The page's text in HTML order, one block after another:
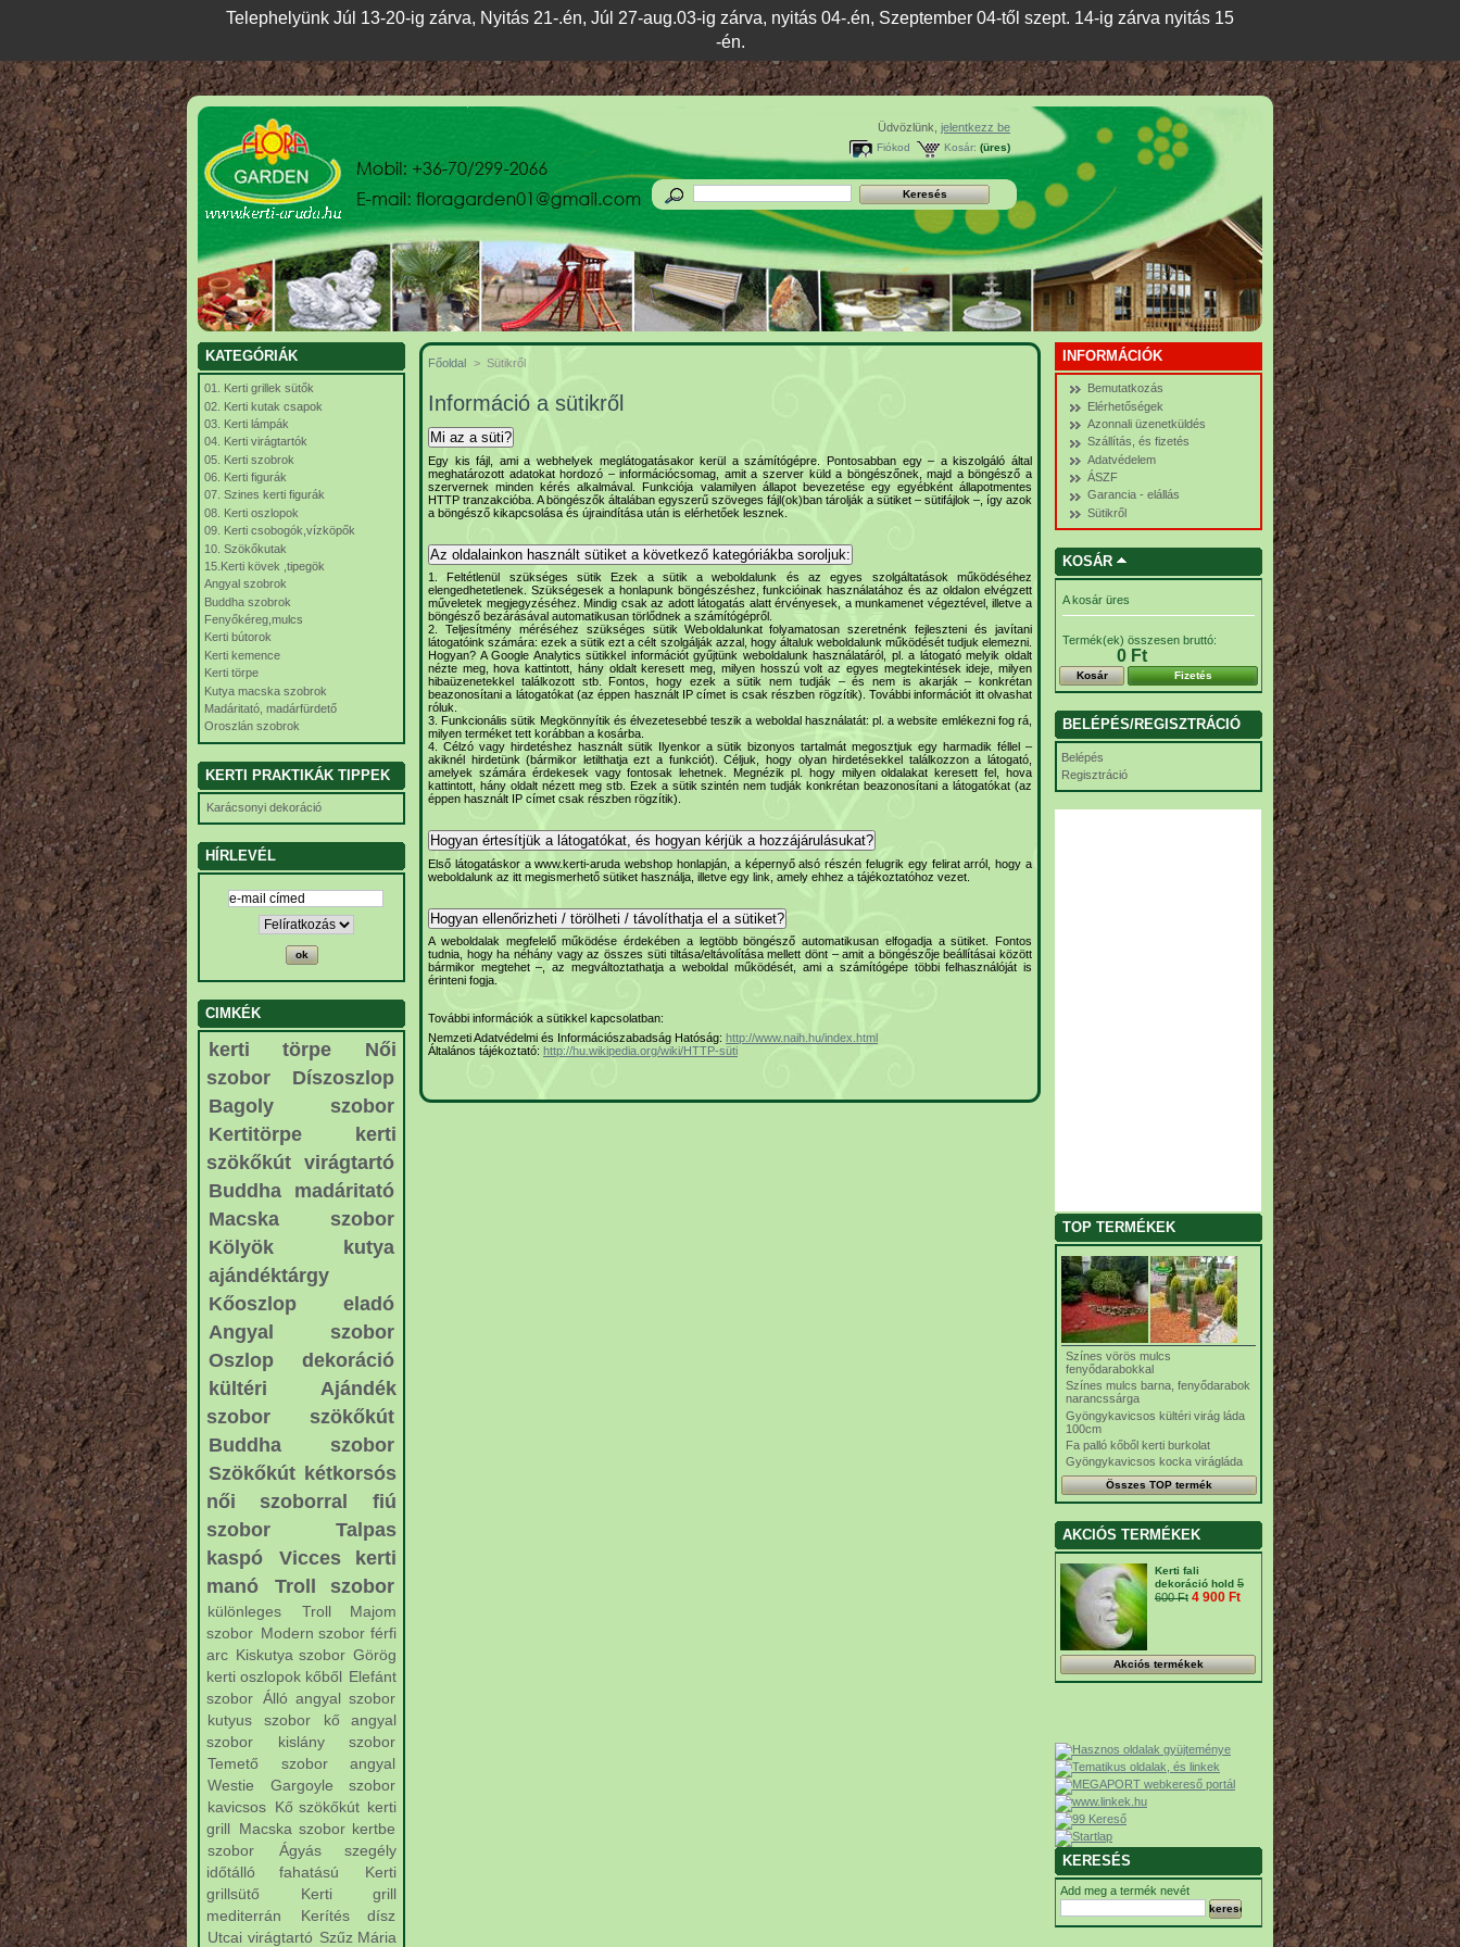
Telephelyünk Júl 13-20-ig zárva, Nyitás 21-.én, Júl 27-aug.03-ig zárva, nyitás 04-.én, Szeptember 04-től szept. 14-ig zárva nyitás 15
-én.
Üdvözlünk, jelentkezz be
Kosár: (üres)
Fiókod
KATEGÓRIÁK
01. Kerti grillek sütők
02. Kerti kutak csapok
03. Kerti lámpák
04. Kerti virágtartók
05. Kerti szobrok
06. Kerti figurák
07. Szines kerti figurák
08. Kerti oszlopok
09. Kerti csobogók,vízköpők
10. Szökőkutak
15.Kerti kövek ,tipegök
Angyal szobrok
Buddha szobrok
Fenyőkéreg,mulcs
Kerti bútorok
Kerti kemence
Kerti törpe
Kutya macska szobrok
Madáritató, madárfürdető
Oroszlán szobrok
KERTI PRAKTIKÁK TIPPEK
Karácsonyi dekoráció
HÍRLEVÉL
CIMKÉK
kerti törpe
Női
szobor
Díszoszlop
Bagoly szobor
Kertitörpe
kerti
szökőkút
virágtartó
Buddha
madáritató
Macska szobor
Kölyök kutya
ajándéktárgy
Kőoszlop eladó
Angyal szobor
Oszlop dekoráció
kültéri
Ajándék
szobor
szökőkút
Buddha szobor
Szökőkút kétkorsós
női szoborral
fiú
szobor
Talpas
kaspó
Vicces kerti
manó
Troll szobor
különleges
Troll Majom
szobor Modern szobor férfi
arc Kiskutya szobor Görög
kerti oszlopok kőből Elefánt
szobor Álló angyal szobor
kutyus szobor
kő angyal
szobor
kislány szobor
Temető szobor angyal
Westie
Gargoyle szobor
kavicsos Kő szökőkút kerti
grill Macska szobor kertbe
szobor
Ágyás szegély
időtálló fahatású
Kerti
grillsütő
Kerti grill
mediterrán
Kerítés dísz
Utcai virágtartó Szűz Mária
Főoldal > Sütikről
Információ a sütikről
Mi az a süti?
Egy kis fájl, ami a webhelyek meglátogatásakor kerül a számítógépre. Pontosabban egy – a kiszolgáló által
meghatározott adatokat hordozó – információcsomag, amit a szerver küld a böngészőnek, majd a böngésző a
szervernek minden kérés alkalmával. Funkciója valamilyen állapot bevezetése egy egyébként állapotmentes
HTTP tranzakcióba. A böngészők általában egyszerű szöveges fájl(ok)ban tárolják a sütiket – sütifájlok –, így azok
a böngésző kikapcsolása és újraindítása után is elérhetőek lesznek.
Az oldalainkon használt sütiket a következő kategóriákba soroljuk:
1. Feltétlenül szükséges sütik Ezek a sütik a weboldalunk és az egyes szolgáltatások működéséhez
elengedhetetlenek. Szükségesek a honlapunk böngészéshez, funkcióinak használatához és az oldalon elvégzett
műveletek megjegyzéséhez. Mindig csak az adott látogatás alatt érvényesek, a munkamenet végeztével, illetve a
böngésző bezárásával automatikusan törlődnek a számítógépről.
2. Teljesítmény méréséhez szükséges sütik Weboldalunkat folyamatosan szeretnénk fejleszteni és javítani
látogatóink számára: ezek a sütik ezt a célt szolgálják azzal, hogy általuk weboldalunk működését tudjuk elemezni.
Hogyan? A Google Analytics sütikkel információt gyűjtünk weboldalunk használatáról, pl. a látogató melyik oldalt
nézte meg, hova kattintott, hány oldalt keresett meg, milyen hosszú volt az egyes megtekintések ideje, milyen
hibaüzenetekkel találkozott stb. Fontos, hogy ezek a sütik nem tudják – és nem is akarják – konkrétan
beazonosítani a látogatókat (az éppen használt IP címet is csak részben rögzítik). További információt itt olvashat
róluk.
3. Funkcionális sütik Megkönnyítik és élvezetesebbé teszik a weboldal használatát: pl. a website emlékezni fog rá,
milyen terméket tett korábban a kosárba.
4. Célzó vagy hirdetéshez használt sütik Ilyenkor a sütik bizonyos tartalmát megosztjuk egy harmadik féllel –
akiknél hirdetünk (bármikor letilthatja ezt a funkciót). Céljuk, hogy olyan hirdetésekkel találkozzon a látogató,
amelyek számára érdekesek vagy fontosak lehetnek. Megnézik pl. hogy milyen oldalakat keresett fel, hova
kattintott, hány oldalt nézett meg stb. Ezek a sütik szintén nem tudják konkrétan beazonosítani a látogatókat (az
éppen használt IP címet csak részben rögzítik).
Hogyan értesítjük a látogatókat, és hogyan kérjük a hozzájárulásukat?
Első látogatáskor a www.kerti-aruda webshop honlapján, a képernyő alsó részén felugrik egy felirat arról, hogy a
weboldalunk az itt megismerhető sütiket használja, illetve egy link, amely ehhez a tájékoztatóhoz vezet.
Hogyan ellenőrizheti / törölheti / távolíthatja el a sütiket?
A weboldalak megfelelő működése érdekében a legtöbb böngésző automatikusan elfogadja a sütiket. Fontos
tudnia, hogy ha néhány vagy az összes süti tiltása/eltávolítása mellett dönt – amit a böngészője beállításai között
bármikor megtehet –, az megváltoztathatja a weboldal működését, ami a számítógépe többi felhasználóját is
érinteni fogja.
További információk a sütikkel kapcsolatban:
Nemzeti Adatvédelmi és Információszabadság Hatóság: http://www.naih.hu/index.html
Általános tájékoztató: http://hu.wikipedia.org/wiki/HTTP-süti
INFORMÁCIÓK
Bemutatkozás
Elérhetőségek
Azonnali üzenetküldés
Szállítás, és fizetés
Adatvédelem
ÁSZF
Garancia - elállás
Sütikről
KOSÁR
A kosár üres
Termék(ek) összesen bruttó:
0 Ft‎
Kosár Fizetés
BELÉPÉS/REGISZTRÁCIÓ
Belépés
Regisztráció
TOP TERMÉKEK
Színes vörös mulcs
fenyődarabokkal
Színes mulcs barna, fenyődarabok
narancssárga
Gyöngykavicsos kültéri virág láda
100cm
Fa palló kőből kerti burkolat
Gyöngykavicsos kocka virágláda
Összes TOP termék
AKCIÓS TERMÉKEK
Kerti fali
dekoráció hold 5
600 Ft‎ 4 900 Ft‎
Akciós termékek
KERESÉS
Add meg a termék nevét